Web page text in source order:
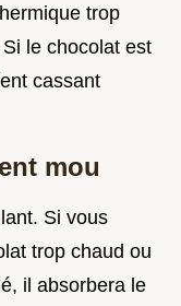
trop
le chocolat est
cassant
mou
Si vous
trop chaud ou
il absorbera le